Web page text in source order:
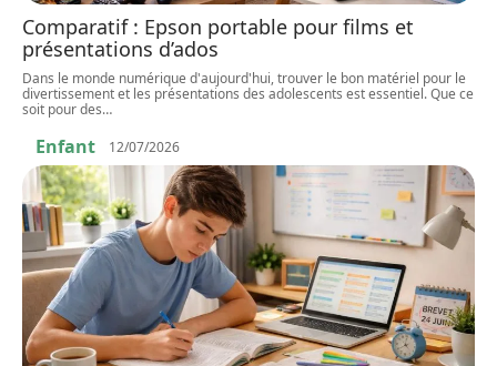
Comparatif : Epson portable pour films et
présentations d’ados
Dans le monde numérique d'aujourd'hui, trouver le bon matériel pour le
divertissement et les présentations des adolescents est essentiel. Que ce
soit pour des…
Enfant 12/07/2026